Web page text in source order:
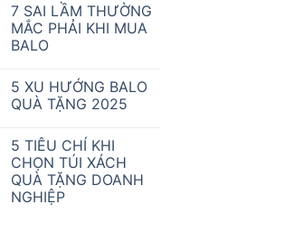
7 SAI LẦM THƯỜNG
MẮC PHẢI KHI MUA
BALO
5 XU HƯỚNG BALO
QUÀ TẶNG 2025
5 TIÊU CHÍ KHI
CHỌN TÚI XÁCH
QUÀ TẶNG DOANH
NGHIỆP